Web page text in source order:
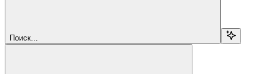
Поиск...